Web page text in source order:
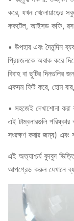
করে, যখন খেলোয়াড়ের
ককটেল, আইসড কফি,
• উপহার এবং দৈনন্দিন
প্রিয়জনকে অবাক করে
বিবাহ বা ছুটির দিনগুলির
একদম ফিট করে, হোম
• সহজেই দেখাশোনা করা
এই টাম্বলারগুলি
সংরক্ষণ করার জন্য) এবং
এই অত্যাশ্চর্য বুদবুদ
আপগ্রেড করুন যেখানে